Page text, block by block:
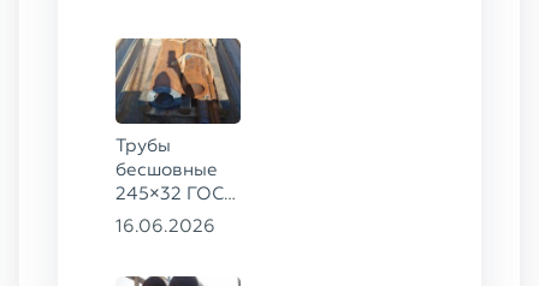
Трубы
бесшовные
245×32 ГОСТ
8732-78, ст.
16.06.2026